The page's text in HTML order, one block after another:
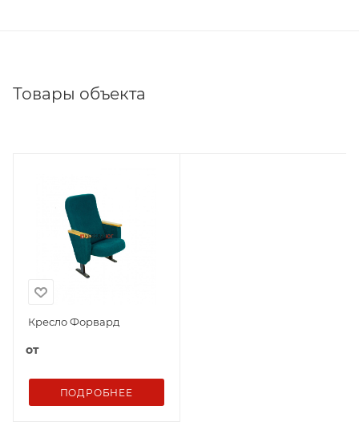
Товары объекта
Кресло Форвард
от
ПОДРОБНЕЕ